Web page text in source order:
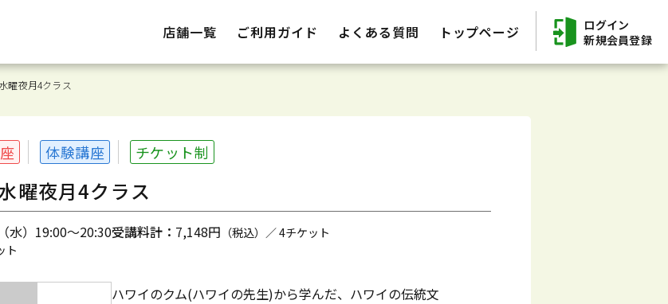
店舗一覧 ご利用ガイド よくある質問 トップページ
ログイン
新規会員登録
曜夜月4クラス
体験講座 チケット制
曜夜月4クラス
水）19:00～20:30受講料計： 7,148円 （税込）／ 4チケット
ト
ハワイのクム(ハワイの先生)から学んだ、ハワイの伝統文